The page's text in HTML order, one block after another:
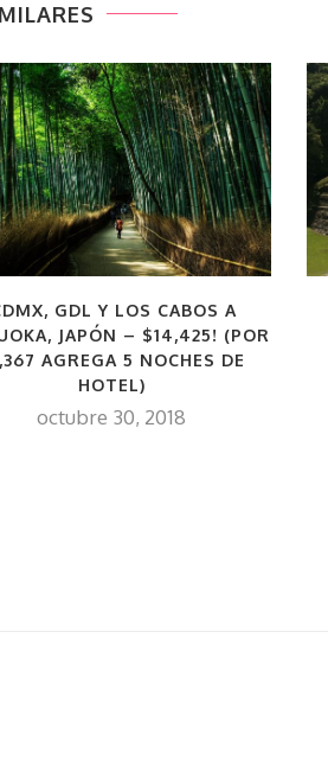
GDL Y LOS CABOS A
JAPÓN – $14,425! (POR
AGREGA 5 NOCHES DE
HOTEL)
octubre 30, 2018